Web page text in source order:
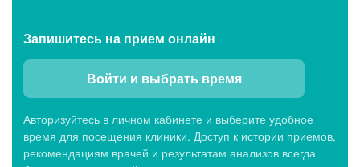
Запишитесь на прием онлайн
Войти и выбрать время
Авторизуйтесь в личном кабинете и выберите удобное
время для посещения клиники. Доступ к истории приемов,
рекомендациям врачей и результатам анализов всегда